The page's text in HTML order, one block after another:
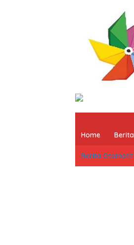
Home Berita
Berita Otomotif